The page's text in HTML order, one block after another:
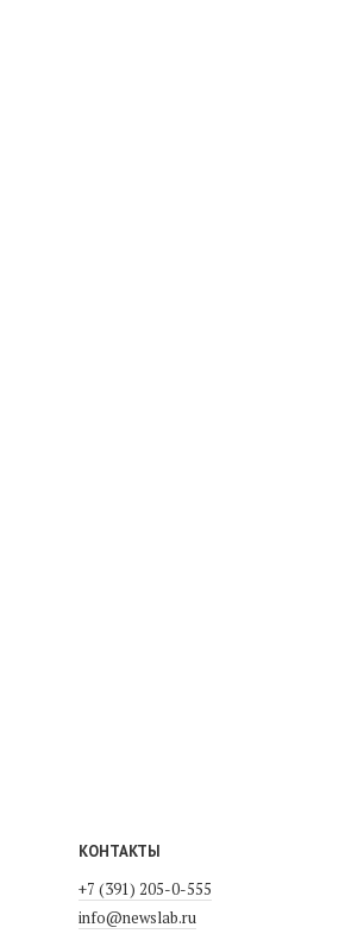
КОНТАКТЫ
+7 (391) 205-0-555
info@newslab.ru